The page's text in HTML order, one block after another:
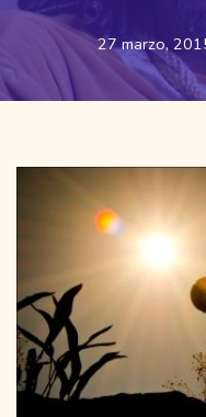
27 marzo,